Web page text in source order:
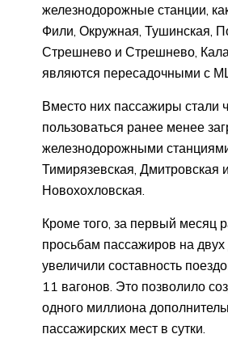
железнодорожные станции,
Фили, Окружная, Тушинская,
Стрешнево и Стрешнево,
являются пересадочными с
Вместо них пассажиры стали
пользоваться ранее менее
железнодорожными
Тимирязевская, Дмитровская и
Новохохловская.
Кроме того, за первый месяц
просьбам пассажиров на
увеличили составность
11 вагонов. Это позволило
одного миллиона
пассажирских мест в сутки.